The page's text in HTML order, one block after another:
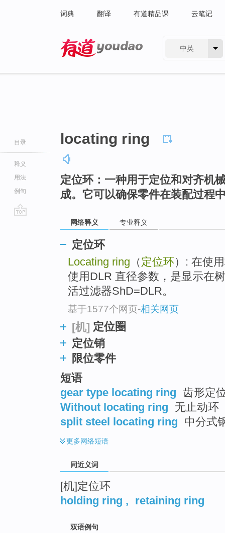
词典 翻译 有道精品课 云笔记
中英
目录
释义
用法
例句
locating ring
定位环：一种用于定位和对齐机
成。它可以确保零件在装配过程
网络释义 专业释义
定位环
Locating ring （定位环）: 在使
使用DLR 直径参数，是显示在
活过滤器ShD=DLR。
基于1577个网页-相关网页
[机] 定位圈
定位销
限位零件
短语
gear type locating ring 齿形定
Without locating ring 无止动环
split steel locating ring 中分式
更多网络短语
同近义词
[机]定位环
holding ring , retaining ring
双语例句